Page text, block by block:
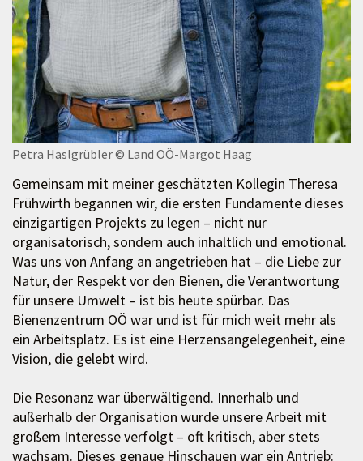
Petra Haslgrübler© Land OÖ-Margot Haag
Gemeinsam mit meiner geschätzten Kollegin Theresa
Frühwirth begannen wir, die ersten Fundamente dieses
einzigartigen Projekts zu legen – nicht nur
organisatorisch, sondern auch inhaltlich und emotional.
Was uns von Anfang an angetrieben hat – die Liebe zur
Natur, der Respekt vor den Bienen, die Verantwortung
für unsere Umwelt – ist bis heute spürbar. Das
Bienenzentrum OÖ war und ist für mich weit mehr als
ein Arbeitsplatz. Es ist eine Herzensangelegenheit, eine
Vision, die gelebt wird.
Die Resonanz war überwältigend. Innerhalb und
außerhalb der Organisation wurde unsere Arbeit mit
großem Interesse verfolgt – oft kritisch, aber stets
wachsam. Dieses genaue Hinschauen war ein Antrieb: